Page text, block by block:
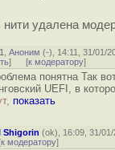
нити удалена
,Аноним (-), 14:11, 31/01/
] [к модератору]
понятна Так
UEFI, в
показать
Shigorin (ok), 16:09, 31/
к модератору]